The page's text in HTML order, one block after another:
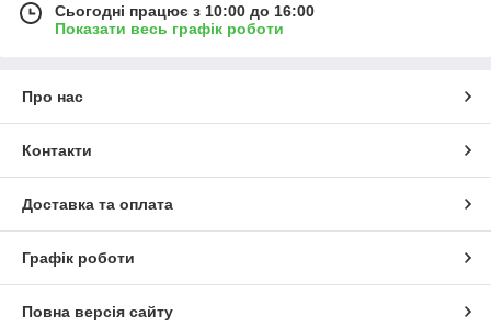
Сьогодні працює з 10:00 до 16:00
Показати весь графік роботи
Про нас
Контакти
Доставка та оплата
Графік роботи
Повна версія сайту